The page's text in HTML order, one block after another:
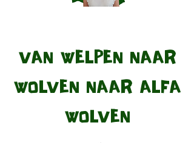
VAN WELPEN NAAR
WOLVEN NAAR ALFA
WOLVEN